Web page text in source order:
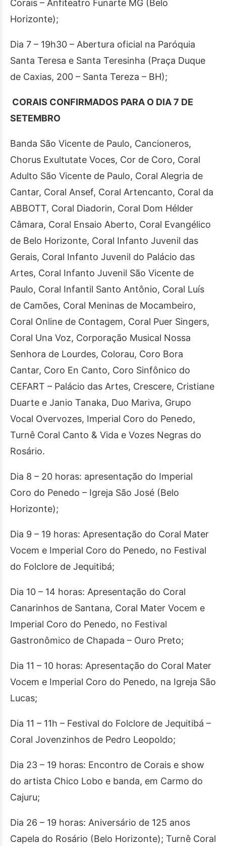
Corais – Anfiteatro Funarte MG (Belo
Horizonte);
Dia 7 – 19h30 – Abertura oficial na Paróquia
Santa Teresa e Santa Teresinha (Praça Duque
de Caxias, 200 – Santa Tereza – BH);
CORAIS CONFIRMADOS PARA O DIA 7 DE
SETEMBRO
Banda São Vicente de Paulo, Cancioneros,
Chorus Exultutate Voces, Cor de Coro, Coral
Adulto São Vicente de Paulo, Coral Alegria de
Cantar, Coral Ansef, Coral Artencanto, Coral da
ABBOTT, Coral Diadorin, Coral Dom Hélder
Câmara, Coral Ensaio Aberto, Coral Evangélico
de Belo Horizonte, Coral Infanto Juvenil das
Gerais, Coral Infanto Juvenil do Palácio das
Artes, Coral Infanto Juvenil São Vicente de
Paulo, Coral Infantil Santo Antônio, Coral Luís
de Camões, Coral Meninas de Mocambeiro,
Coral Online de Contagem, Coral Puer Singers,
Coral Una Voz, Corporação Musical Nossa
Senhora de Lourdes, Colorau, Coro Bora
Cantar, Coro En Canto, Coro Sinfônico do
CEFART – Palácio das Artes, Crescere, Cristiane
Duarte e Janio Tanaka, Duo Mariva, Grupo
Vocal Overvozes, Imperial Coro do Penedo,
Turnê Coral Canto & Vida e Vozes Negras do
Rosário.
Dia 8 – 20 horas: apresentação do Imperial
Coro do Penedo – Igreja São José (Belo
Horizonte);
Dia 9 – 19 horas: Apresentação do Coral Mater
Vocem e Imperial Coro do Penedo, no Festival
do Folclore de Jequitibá;
Dia 10 – 14 horas: Apresentação do Coral
Canarinhos de Santana, Coral Mater Vocem e
Imperial Coro do Penedo, no Festival
Gastronômico de Chapada – Ouro Preto;
Dia 11 – 10 horas: Apresentação do Coral Mater
Vocem e Imperial Coro do Penedo, na Igreja São
Lucas;
Dia 11 – 11h – Festival do Folclore de Jequitibá –
Coral Jovenzinhos de Pedro Leopoldo;
Dia 23 – 19 horas: Encontro de Corais e show
do artista Chico Lobo e banda, em Carmo do
Cajuru;
Dia 26 – 19 horas: Aniversário de 125 anos
Capela do Rosário (Belo Horizonte); Turnê Coral